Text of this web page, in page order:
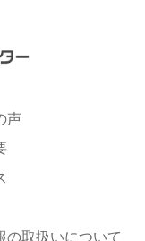
声
の取扱いについて